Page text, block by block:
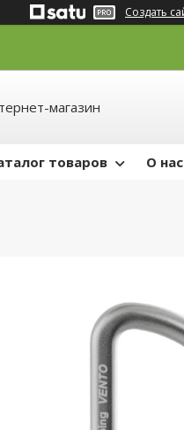
Создать
магазин
товаров О нас